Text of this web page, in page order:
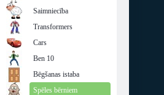
Saimniecība
Transformers
Cars
Ben 10
Bēgšanas istaba
Spēles bērniem